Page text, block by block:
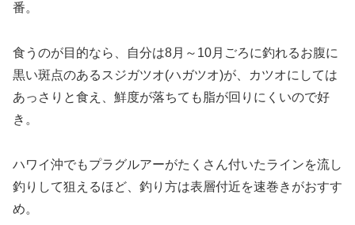
番。
食うのが目的なら、自分は8月～10月ごろに釣れるお腹に
黒い斑点のあるスジガツオ(ハガツオ)が、カツオにしては
あっさりと食え、鮮度が落ちても脂が回りにくいので好
き。
ハワイ沖でもプラグルアーがたくさん付いたラインを流し
釣りして狙えるほど、釣り方は表層付近を速巻きがおすす
め。